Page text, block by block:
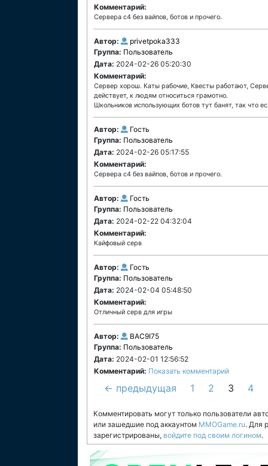
Комментарий:
Сервера c4 без вайпов, ботов и прочего.
Автор:
privetpoka333
Группа: Пользователь
Дата: 2024-02-26 05:20:30
Комментарий:
Сервер хорош. Каты рабочие, Квесты работают,
действует, к людям относиться грамотно.
Школьников использующих ботов тут банят, так что
Автор:
Гость
Группа: Пользователь
Дата: 2024-02-26 05:17:55
Комментарий:
Сервера c4 без вайпов, ботов и прочего.
Автор:
Гость
Группа: Пользователь
Дата: 2024-02-22 04:32:04
Комментарий:
Кайфовый серв
Автор:
Гость
Группа: Пользователь
Дата: 2024-02-04 05:48:50
Комментарий:
Отличный серв для игры
Автор:
BAC9I75
Группа: Пользователь
Дата: 2024-02-01 12:56:52
Комментарий: Показать комментарий
← предыдущая 1 2 3 4
Комментировать могут только пользователи
или зашедшие под аккаунтом MMOGame.ru. Для
зарегистрированы, войдите под своим логином.